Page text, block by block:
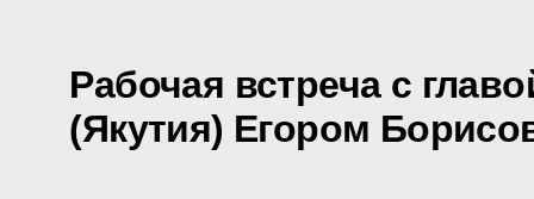
Рабочая встреча с
(Якутия) Егором